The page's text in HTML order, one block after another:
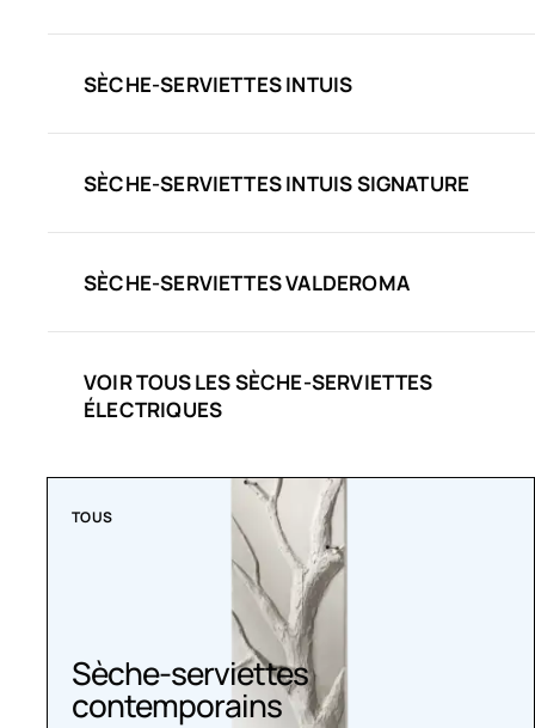
SÈCHE-SERVIETTES INTUIS
SÈCHE-SERVIETTES INTUIS SIGNATURE
SÈCHE-SERVIETTES VALDEROMA
VOIR TOUS LES SÈCHE-SERVIETTES
ÉLECTRIQUES
TOUS
Sèche-serviettes
contemporains